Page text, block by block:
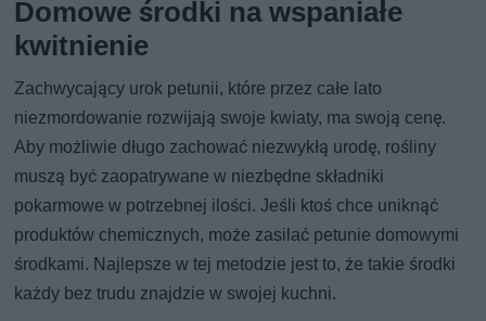
Domowe środki na wspaniałe
kwitnienie
Zachwycający urok petunii, które przez całe lato
niezmordowanie rozwijają swoje kwiaty, ma swoją cenę.
Aby możliwie długo zachować niezwykłą urodę, rośliny
muszą być zaopatrywane w niezbędne składniki
pokarmowe w potrzebnej ilości. Jeśli ktoś chce uniknąć
produktów chemicznych, może zasilać petunie domowymi
środkami. Najlepsze w tej metodzie jest to, że takie środki
każdy bez trudu znajdzie w swojej kuchni.